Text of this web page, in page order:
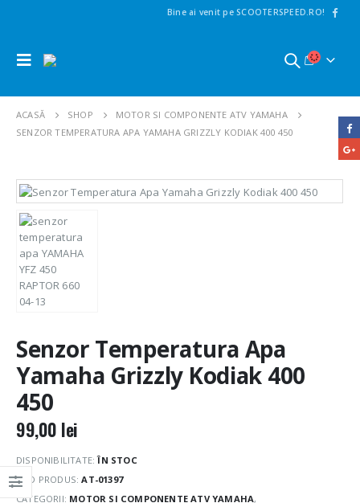
Bine ai venit pe SCOOTERSPEED.RO!
ACASĂ SHOP
MOTOR SI COMPONENTE ATV YAMAHA
SENZOR TEMPERATURA APA YAMAHA GRIZZLY KODIAK 400 450
Senzor Temperatura Apa
Yamaha Grizzly Kodiak 400
450
99,00 lei
DISPONIBILITATE:ÎN STOC
COD PRODUS:AT-01397
CATEGORII: MOTOR SI COMPONENTE ATV YAMAHA,